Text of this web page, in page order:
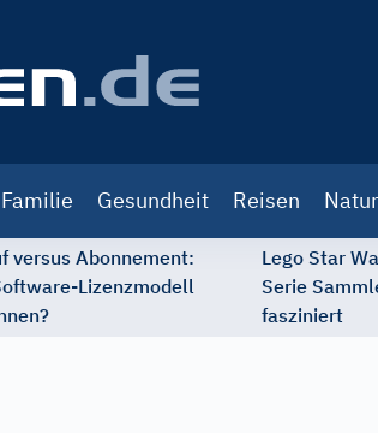
Gesundheit Reisen
versus Abonnement:
Lizenzmodell
Lego Star
Serie
fasziniert